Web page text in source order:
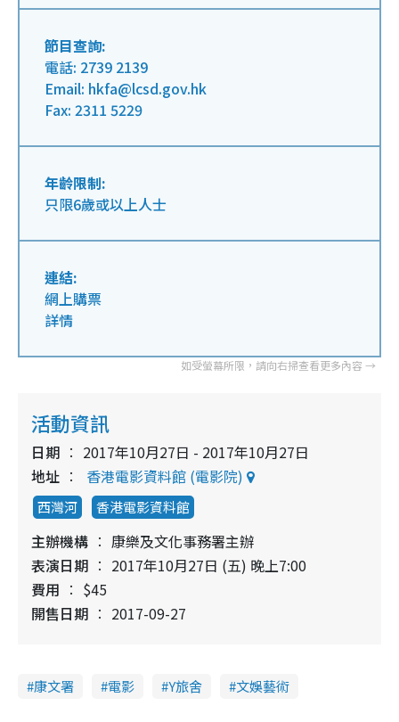
節目查詢:
電話: 2739 2139
Email: hkfa@lcsd.gov.hk
Fax: 2311 5229
年齡限制:
只限6歲或以上人士
連結:
網上購票
詳情
活動資訊
日期
2017年10月27日 - 2017年10月27日
地址
香港電影資料館 (電影院)
西灣河 香港電影資料館
主辦機構
康樂及文化事務署主辦
表演日期
2017年10月27日 (五) 晚上7:00
費用
$45
開售日期
2017-09-27
康文署 電影 Y旅舍 文娛藝術